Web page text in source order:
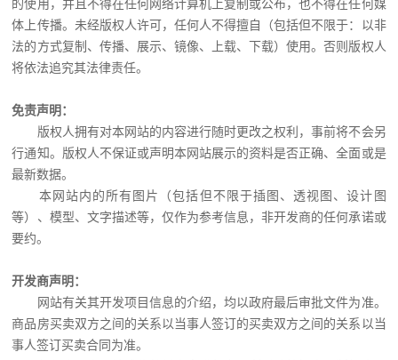
的使用，并且不得在任何网络计算机上复制或公布，也不得在任何媒
体上传播。未经版权人许可，任何人不得擅自（包括但不限于：以非
法的方式复制、传播、展示、镜像、上载、下载）使用。否则版权人
将依法追究其法律责任。
免责声明：
版权人拥有对本网站的内容进行随时更改之权利，事前将不会另
行通知。版权人不保证或声明本网站展示的资料是否正确、全面或是
最新数据。
本网站内的所有图片（包括但不限于插图、透视图、设计图
等）、模型、文字描述等，仅作为参考信息，非开发商的任何承诺或
要约。
开发商声明：
网站有关其开发项目信息的介绍，均以政府最后审批文件为准。
商品房买卖双方之间的关系以当事人签订的买卖双方之间的关系以当
事人签订买卖合同为准。